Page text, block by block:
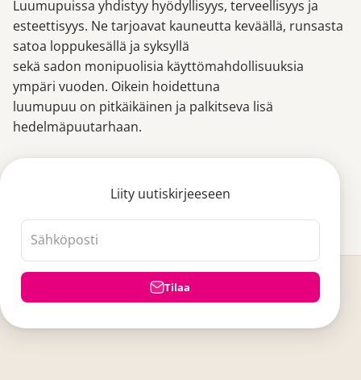
Luumupuissa yhdistyy hyödyllisyys, terveellisyys ja
esteettisyys. Ne tarjoavat kauneutta keväällä, runsasta
satoa loppukesällä ja syksyllä
sekä sadon monipuolisia käyttömahdollisuuksia
ympäri vuoden. Oikein hoidettuna
luumupuu on pitkäikäinen ja palkitseva lisä
hedelmäpuutarhaan.
Liity uutiskirjeeseen
Sähköposti
Tilaa